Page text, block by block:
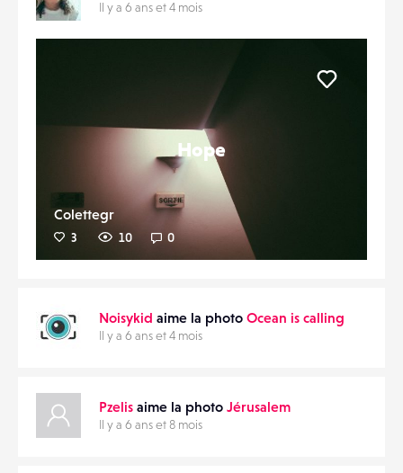
Il y a 6 ans et 4 mois
Hope
Colettegr
3 10 0
Noisykid aime la photo Ocean is calling
Il y a 6 ans et 4 mois
Pzelis aime la photo Jérusalem
Il y a 6 ans et 8 mois